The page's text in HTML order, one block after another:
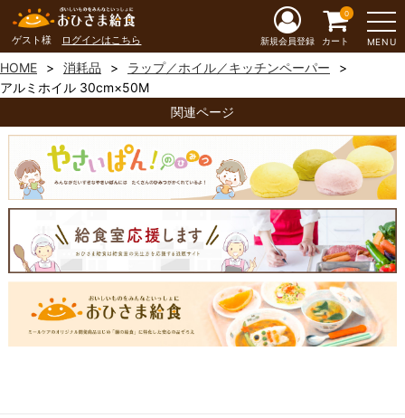
ゲスト様 ログインはこちら MENU
新規会員登録 カート
0
HOME 消耗品
ラップ／ホイル／キッチンペーパー
アルミホイル 30cm×50M
関連ページ